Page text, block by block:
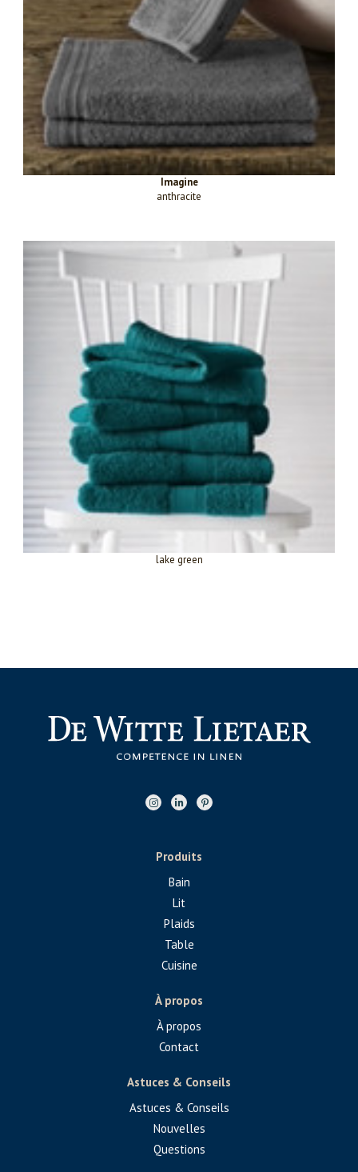
Imagine
anthracite
lake green
Produits
Bain
Lit
Plaids
Table
Cuisine
À propos
À propos
Contact
Astuces & Conseils
Astuces & Conseils
Nouvelles
Questions